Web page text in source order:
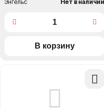
Энгельс Нет в наличии